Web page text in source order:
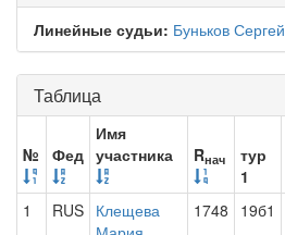
Линейные судьи: Буньков Сергей
Таблица
№ Фед
Имя
участника
Rнач
тур
1
1
RUS Клещева
1748 19б1